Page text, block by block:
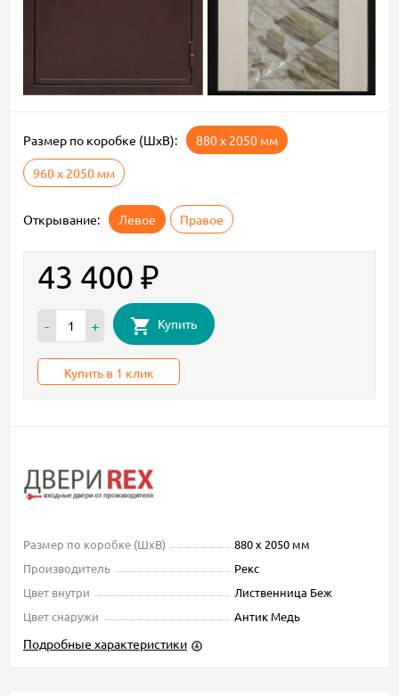
Размер по коробке (ШxВ): 880 х 2050 мм
960 х 2050 мм
Открывание: Левое Правое
43 400 ₽
- + Купить
Купить в 1 клик
Размер по коробке (ШxВ)
880 х 2050 мм
Производитель
Рекс
Цвет внутри
Лиственница Беж
Цвет снаружи
Антик Медь
Подробные характеристики